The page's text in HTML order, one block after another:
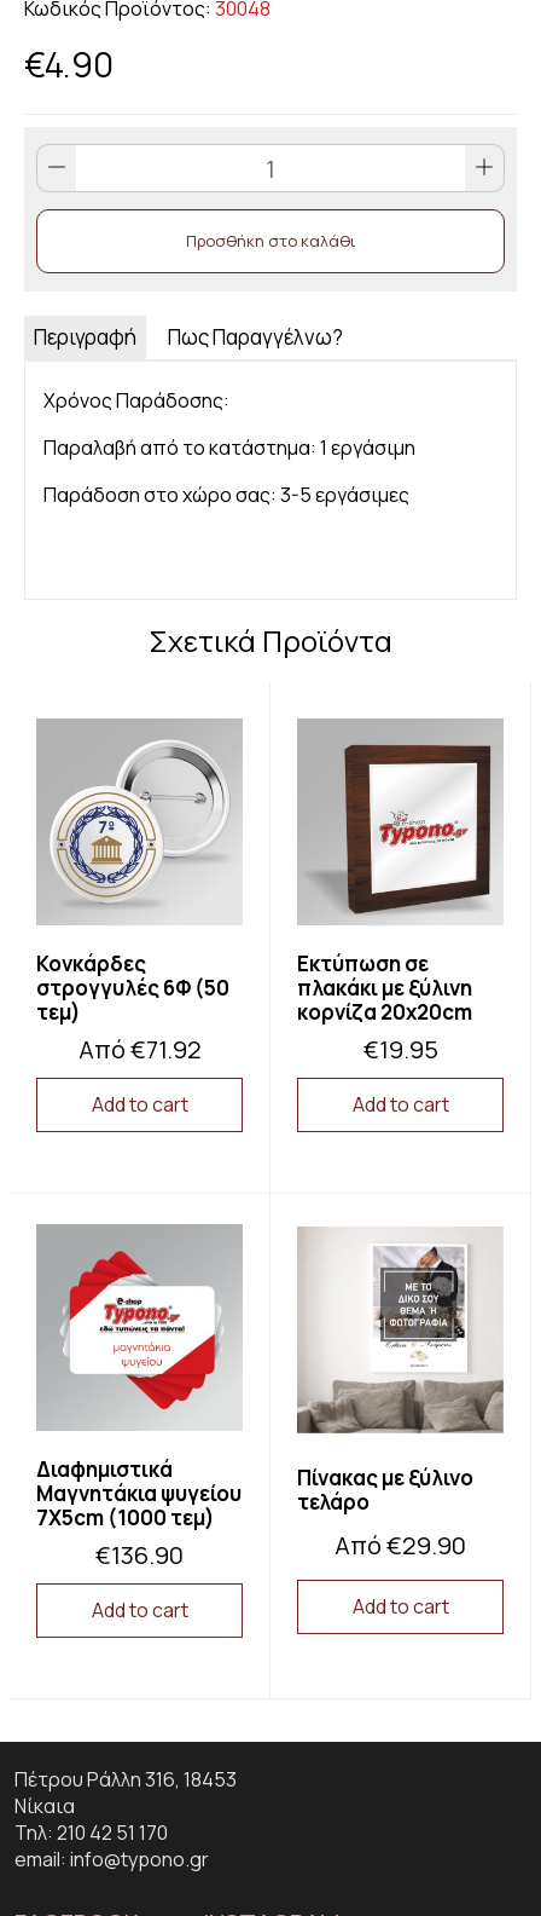
Κωδικός Προϊόντος: 30048
€4.90
Μπρελόκ
σκυλάκι
ξύλινο
χάραξη
σας
Προσθήκη στο καλάθι
Περιγραφή Πως Παραγγέλνω?
Χρόνος Παράδοσης:
Παραλαβή από το κατάστημα: 1 εργάσιμη
Παράδοση στο χώρο σας: 3-5 εργάσιμες
Σχετικά Προϊόντα
Κονκάρδες
στρογγυλές 6Φ (50
τεμ)
Από€71.92
Add to cart
This
variants.
options
may
chosen
page
Εκτύπωση σε
πλακάκι με ξύλινη
κορνίζα 20x20cm
€19.95
Add to cart
Διαφημιστικά
Μαγνητάκια ψυγείου
7X5cm (1000 τεμ)
€136.90
Add to cart
Πίνακας με ξύλινο
τελάρο
Από€29.90
Add to cart
variants.
Πέτρου Ράλλη 316, 18453
Νίκαια
Τηλ: 210 42 51 170
email: info@typono.gr